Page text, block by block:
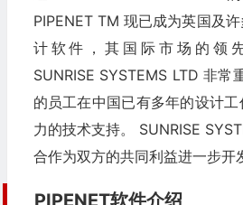
PIPENET TM 现已成为英国及
计软件，其国际市场的领
SUNRISE SYSTEMS LTD 非常
的员工在中国已有多年的设计
力的技术支持。 SUNRISE
合作为双方的共同利益进一步开
PIPENET软件介绍